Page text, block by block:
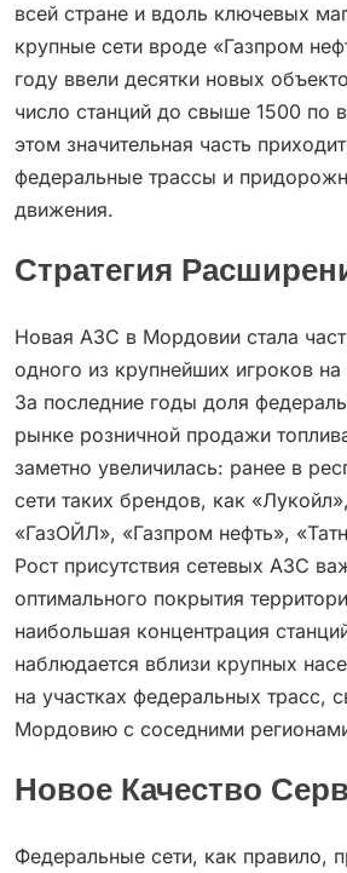
всей стране и вдоль ключевых
крупные сети вроде «Газпром
году ввели десятки новых
число станций до свыше 1500 по
этом значительная часть
федеральные трассы и
движения.
Стратегия
Новая АЗС в Мордовии стала
одного из крупнейших игроков
За последние годы доля
рынке розничной продажи
заметно увеличилась: ранее в
сети таких брендов, как
«ГазОЙЛ», «Газпром нефть»,
Рост присутствия сетевых АЗС
оптимального покрытия
наибольшая концентрация
наблюдается вблизи крупных
на участках федеральных трасс,
Мордовию с соседними
Новое Качество
Федеральные сети, как правило,